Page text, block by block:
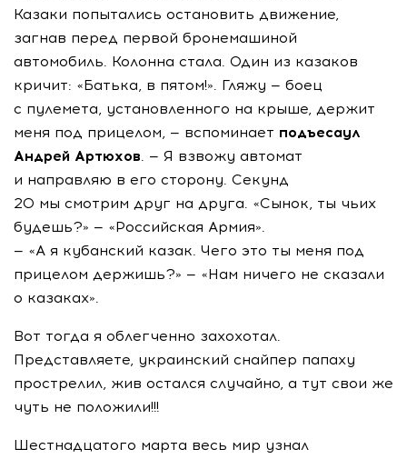
Казаки попытались остановить движение,
загнав перед первой бронемашиной
автомобиль. Колонна стала. Один из казаков
кричит: «Батька, в пятом!». Гляжу — боец
с пулемета, установленного на крыше, держит
меня под прицелом, — вспоминает подъесаул
Андрей Артюхов. — Я взвожу автомат
и направляю в его сторону. Секунд
20 мы смотрим друг на друга. «Сынок, ты чьих
будешь?» — «Российская Армия».
— «А я кубанский казак. Чего это ты меня под
прицелом держишь?» — «Нам ничего не сказали
о казаках».
Вот тогда я облегченно захохотал.
Представляете, украинский снайпер папаху
прострелил, жив остался случайно, а тут свои же
чуть не положили!!!
Шестнадцатого марта весь мир узнал